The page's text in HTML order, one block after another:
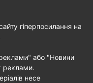
гіперпосилання на
або "Новини
реклами.
несе